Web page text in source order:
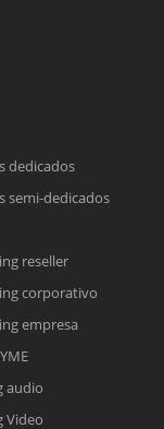
a la brevedad.
el formulario
datos personales.
dedicados
semi-dedicados
reseller
corporativo
empresa
audio
Video